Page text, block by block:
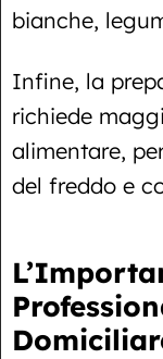
bianche,
Infine, la
richiede
alimentare,
del freddo e